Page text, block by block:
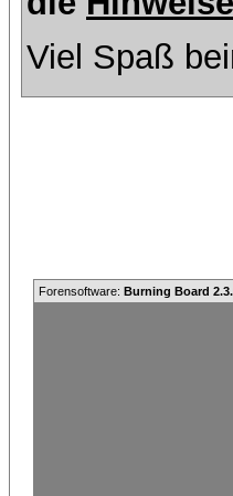
Viel Spaß
Forensoftware: Burning Board